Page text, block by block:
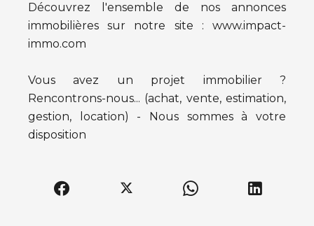
Découvrez l'ensemble de nos annonces
immobilières sur notre site : www.impact-
immo.com
Vous avez un projet immobilier ?
Rencontrons-nous... (achat, vente, estimation,
gestion, location) - Nous sommes à votre
disposition